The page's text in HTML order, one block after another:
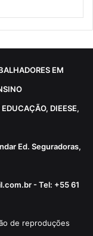
EM
DIEESE,
Ed. Seguradoras,
- Tel: +55 61
de reproduções